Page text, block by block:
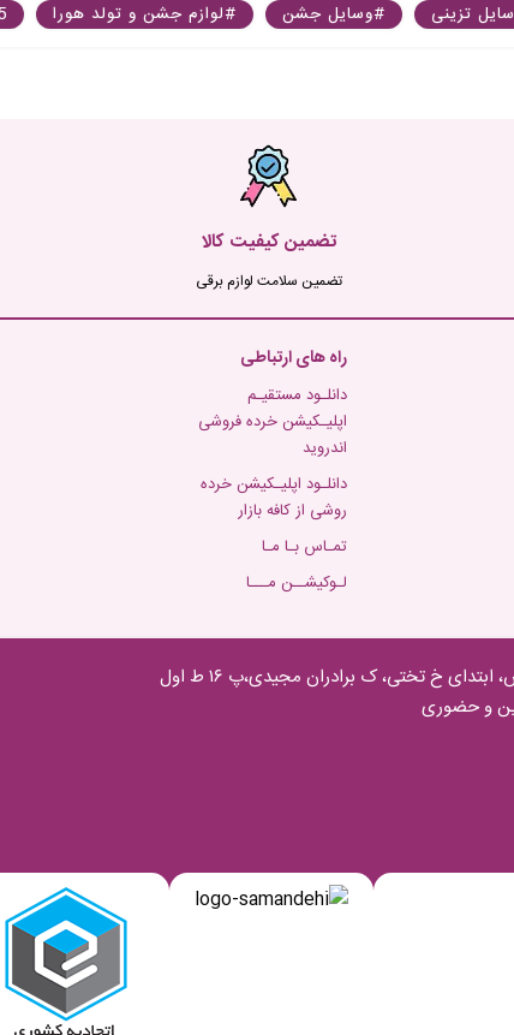
تزینی #وسایل جشن #لوازم جشن و تولد هورا
تضمین کیفیت کالا
تضمین سلامت لوازم برقی
راه های ارتباطی
دانلـود مستقیـم
اپلیـکیشن خرده فروشی
اندروید
دانلـود اپلیـکیشن خرده
روشی از کافه بازار
تمـاس بـا مـا
لـوکیشــن مـــا